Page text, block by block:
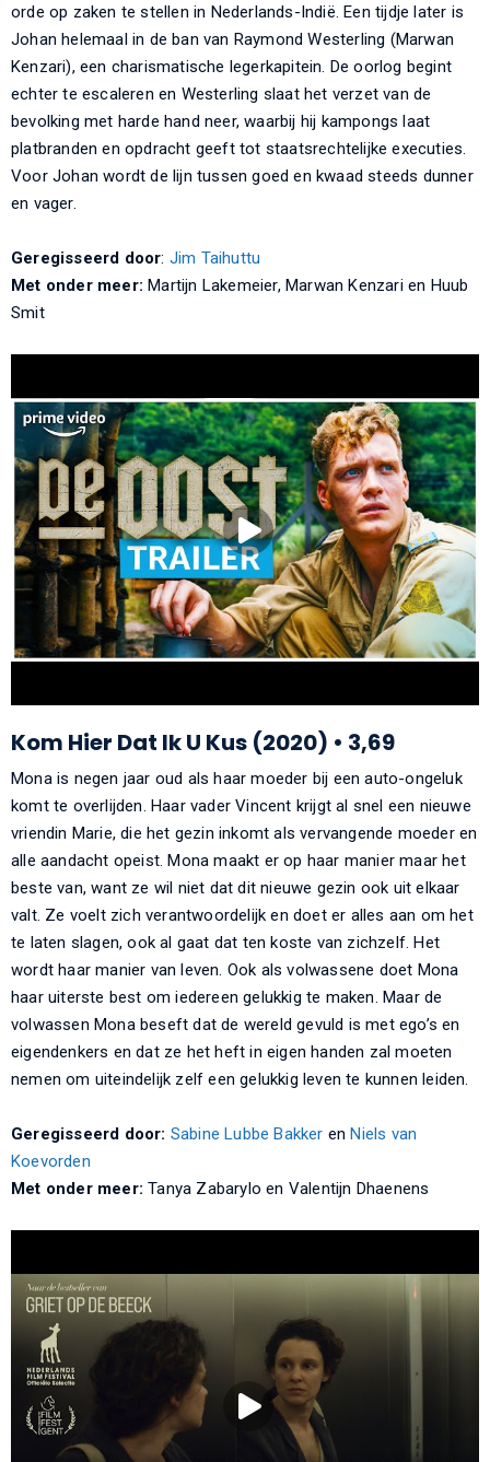
orde op zaken te stellen in Nederlands-Indië. Een tijdje later is
Johan helemaal in de ban van Raymond Westerling (Marwan
Kenzari), een charismatische legerkapitein. De oorlog begint
echter te escaleren en Westerling slaat het verzet van de
bevolking met harde hand neer, waarbij hij kampongs laat
platbranden en opdracht geeft tot staatsrechtelijke executies.
Voor Johan wordt de lijn tussen goed en kwaad steeds dunner
en vager.
Geregisseerd door: Jim Taihuttu
Met onder meer:Martijn Lakemeier, Marwan Kenzari en Huub
Smit
Kom Hier Dat Ik U Kus (2020) • 3,69
Mona is negen jaar oud als haar moeder bij een auto-ongeluk
komt te overlijden. Haar vader Vincent krijgt al snel een nieuwe
vriendin Marie, die het gezin inkomt als vervangende moeder en
alle aandacht opeist. Mona maakt er op haar manier maar het
beste van, want ze wil niet dat dit nieuwe gezin ook uit elkaar
valt. Ze voelt zich verantwoordelijk en doet er alles aan om het
te laten slagen, ook al gaat dat ten koste van zichzelf. Het
wordt haar manier van leven. Ook als volwassene doet Mona
haar uiterste best om iedereen gelukkig te maken. Maar de
volwassen Mona beseft dat de wereld gevuld is met ego’s en
eigendenkers en dat ze het heft in eigen handen zal moeten
nemen om uiteindelijk zelf een gelukkig leven te kunnen leiden.
Geregisseerd door: Sabine Lubbe Bakker enNiels van
Koevorden
Met onder meer: Tanya Zabarylo en Valentijn Dhaenens